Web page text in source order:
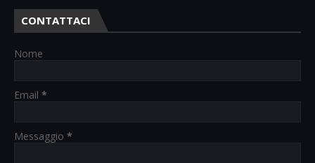
CONTATTACI
Nome
Email *
Messaggio *